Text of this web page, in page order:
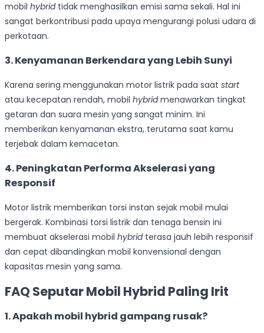
mobil hybridtidak menghasilkan emisi sama sekali. Hal ini
sangat berkontribusi pada upaya mengurangi polusi udara di
perkotaan.
3. Kenyamanan Berkendara yang Lebih Sunyi
Karena sering menggunakan motor listrik pada saat start
atau kecepatan rendah, mobil hybridmenawarkan tingkat
getaran dan suara mesin yang sangat minim. Ini
memberikan kenyamanan ekstra, terutama saat kamu
terjebak dalam kemacetan.
4. Peningkatan Performa Akselerasi yang
Responsif
Motor listrik memberikan torsi instan sejak mobil mulai
bergerak. Kombinasi torsi listrik dan tenaga bensin ini
membuat akselerasi mobil hybridterasa jauh lebih responsif
dan cepat dibandingkan mobil konvensional dengan
kapasitas mesin yang sama.
FAQ Seputar Mobil Hybrid Paling Irit
1.Apakah mobil hybrid gampang rusak?